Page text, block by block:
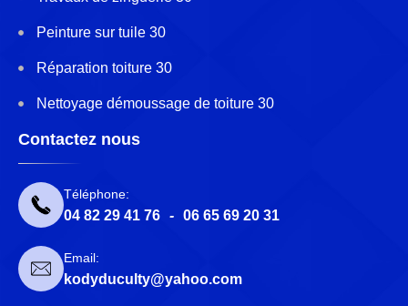
Peinture sur tuile 30
Réparation toiture 30
Nettoyage démoussage de toiture 30
Contactez nous
Téléphone:
04 82 29 41 76 - 06 65 69 20 31
Email:
kodyduculty@yahoo.com